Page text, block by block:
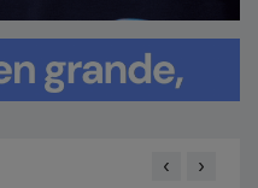
‹ ›